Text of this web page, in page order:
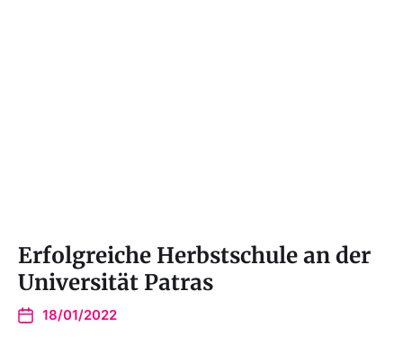
Erfolgreiche Herbstschule an der
Universität Patras
18/01/2022